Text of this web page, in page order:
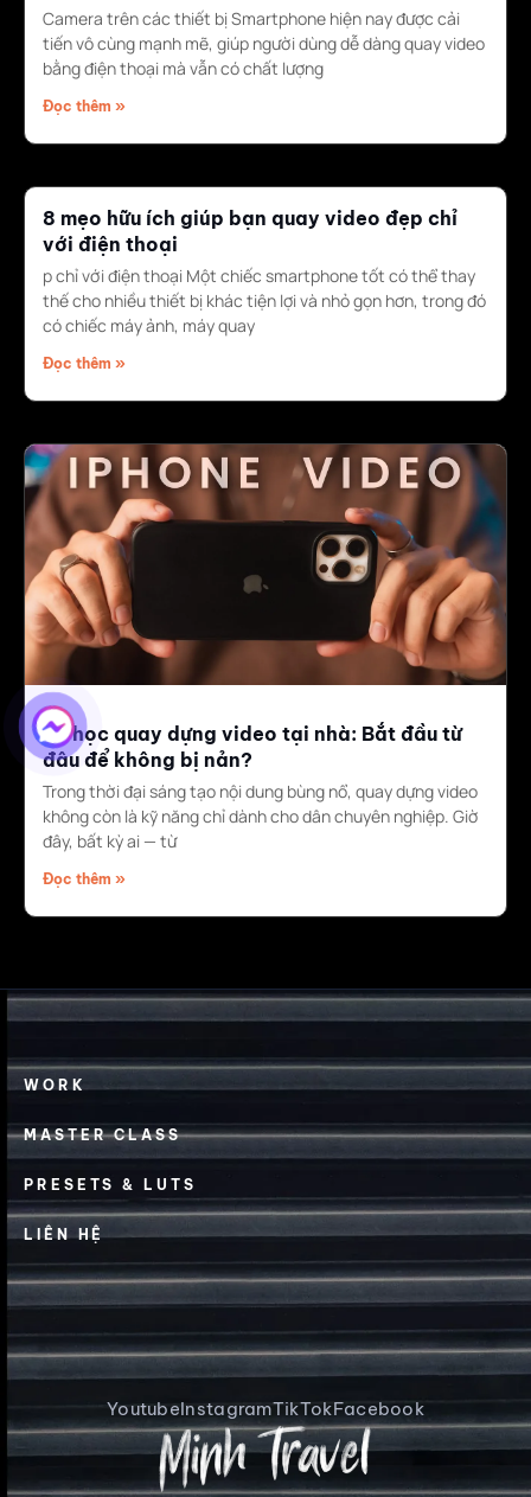
Camera trên các thiết bị Smartphone hiện nay được cải
tiến vô cùng mạnh mẽ, giúp người dùng dễ dàng quay video
bằng điện thoại mà vẫn có chất lượng
Đọc thêm »
8 mẹo hữu ích giúp bạn quay video đẹp chỉ
với điện thoại
p chỉ với điện thoại Một chiếc smartphone tốt có thể thay
thế cho nhiều thiết bị khác tiện lợi và nhỏ gọn hơn, trong đó
có chiếc máy ảnh, máy quay
Đọc thêm »
Tự học quay dựng video tại nhà: Bắt đầu từ
đâu để không bị nản?
Trong thời đại sáng tạo nội dung bùng nổ, quay dựng video
không còn là kỹ năng chỉ dành cho dân chuyên nghiệp. Giờ
đây, bất kỳ ai — từ
Đọc thêm »
WORK
MASTER CLASS
PRESETS & LUTS
LIÊN HỆ
YoutubeInstagramTikTokFacebook